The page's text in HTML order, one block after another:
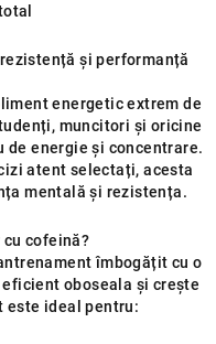
și performanță
energetic extrem de
muncitori și oricine
de energie și concentrare.
atent selectați, acesta
mentală și rezistența.
cu cofeină?
îmbogățit cu o
oboseala și crește
este ideal pentru: